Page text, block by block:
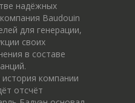
надёжных
Baudouin
для генерации,
своих
в составе
компании
отсчёт